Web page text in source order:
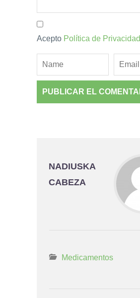
Acepto Política de Privacidad
NADIUSKA
CABEZA
Medicamentos